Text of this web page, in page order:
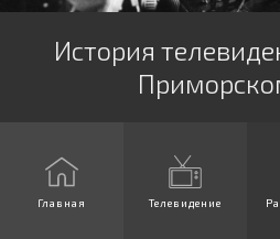
История
Главная Телевидение